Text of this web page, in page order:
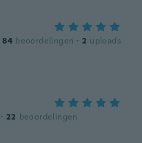
84 beoordelingen · 2 uploads
· 22 beoordelingen